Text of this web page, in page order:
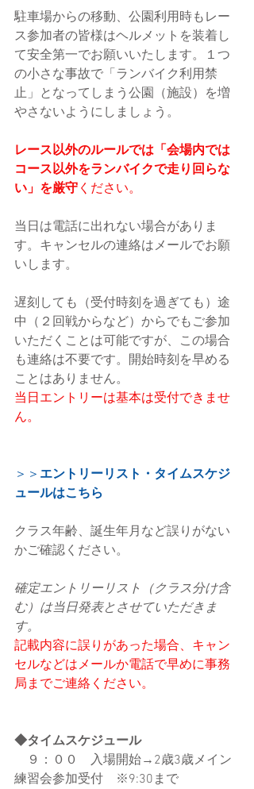
駐車場からの移動、公園利用時もレー
ス参加者の皆様はヘルメットを装着し
て安全第一でお願いいたします。１つ
の小さな事故で「ランバイク利用禁
止」となってしまう公園（施設）を増
やさないようにしましょう。
レース以外のルールでは「会場内では
コース以外をランバイクで走り回らな
い」を厳守 ください。
当日は電話に出れない場合がありま
す。キャンセルの連絡はメールでお願
いします。
遅刻しても（受付時刻を過ぎても）途
中（２回戦からなど）からでもご参加
いただくことは可能ですが、この場合
も連絡は不要です。開始時刻を早める
ことはありません。
当日エントリーは基本は受付できませ
ん。
＞＞ エントリーリスト・タイムスケジ
ュールはこちら
クラス年齢、誕生年月など誤りがない
かご確認ください。
確定エントリーリスト（クラス分け含
む）は当日発表とさせていただきま
す。
記載内容に誤りがあった場合、キャン
セルなどはメールか電話で早めに事務
局までご連絡ください。
◆タイムスケジュール
９：００　入場開始→2歳3歳メイン
練習会参加受付　※9:30まで